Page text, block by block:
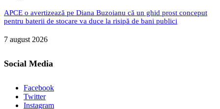
APCE o avertizează pe Diana Buzoianu că un ghid prost conceput
pentru baterii de stocare va duce la risipă de bani publici
7 august 2026
Social Media
Facebook
Twitter
Instagram